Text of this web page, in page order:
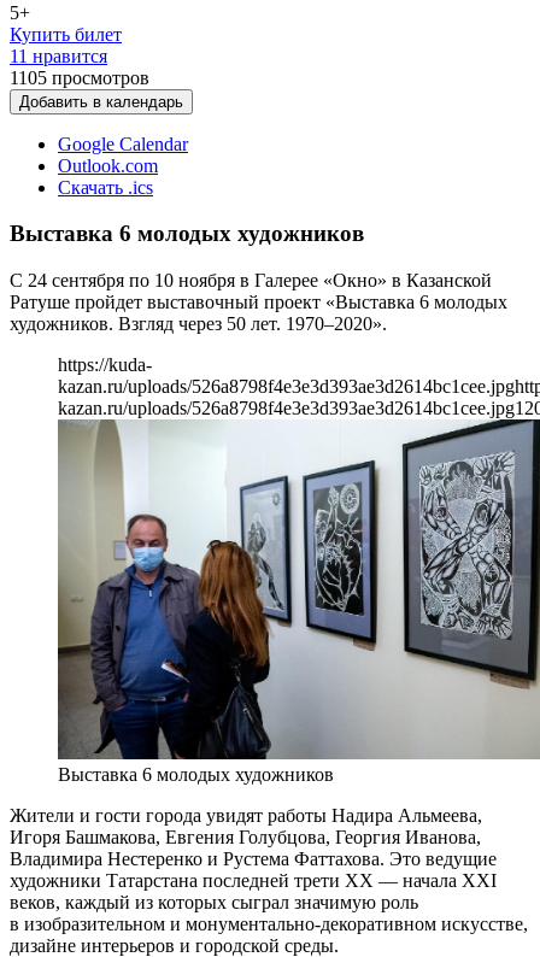
5+
Купить билет
11 нравится
1105 просмотров
Добавить в календарь
Google Calendar
Outlook.com
Скачать .ics
Выставка 6 молодых художников
С 24 сентября по 10 ноября в Галерее «Окно» в Казанской
Ратуше пройдет выставочный проект «Выставка 6 молодых
художников. Взгляд через 50 лет. 1970–2020».
https://kuda-
kazan.ru/uploads/526a8798f4e3e3d393ae3d2614bc1cee.jpg
kazan.ru/uploads/526a8798f4e3e3d393ae3d2614bc1cee.jpg
Выставка 6 молодых художников
Жители и гости города увидят работы Надира Альмеева,
Игоря Башмакова, Евгения Голубцова, Георгия Иванова,
Владимира Нестеренко и Рустема Фаттахова. Это ведущие
художники Татарстана последней трети ХХ — начала XXI
веков, каждый из которых сыграл значимую роль
в изобразительном и монументально-декоративном искусстве,
дизайне интерьеров и городской среды.